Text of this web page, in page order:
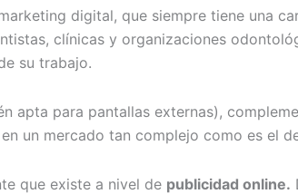
digital, que siempre tiene una
clínicas y organizaciones
su trabajo.
apta para pantallas externas),
un mercado tan complejo como es el
que existe a nivel de publicidad online.